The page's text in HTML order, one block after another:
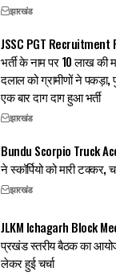
झारखंड
JSSC PGT Recruitment
भर्ती के नाम पर 10 लाख की
दलाल को ग्रामीणों ने पकड़ा,
एक बार दाग दाग हुआ भर्ती
झारखंड
Bundu Scorpio Truck
ने स्कॉर्पियो को मारी
झारखंड
JLKM Ichagarh Block
प्रखंड स्तरीय बैठक का
लेकर हुई चर्चा